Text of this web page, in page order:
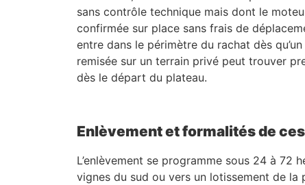
sans contrôle technique mais dont le
confirmée sur place sans frais de
entre dans le périmètre du rachat dès
remisée sur un terrain privé peut trouver
dès le départ du plateau.
Enlèvement et formalités de
L’enlèvement se programme sous 24 à 72
vignes du sud ou vers un lotissement de